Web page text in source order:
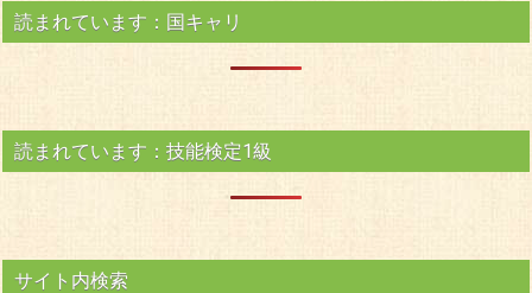
読まれています：国キャリ
読まれています：技能検定1級
サイト内検索